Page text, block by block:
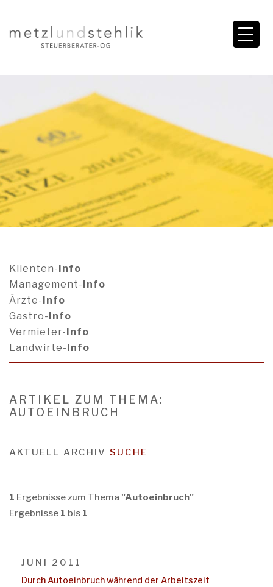
Klienten-Info
Management-Info
Ärzte-Info
Gastro-Info
Vermieter-Info
Landwirte-Info
ARTIKEL ZUM THEMA:
AUTOEINBRUCH
AKTUELL ARCHIV SUCHE
1 Ergebnisse zum Thema "Autoeinbruch"
Ergebnisse 1 bis 1
JUNI 2011
Durch Autoeinbruch während der Arbeitszeit